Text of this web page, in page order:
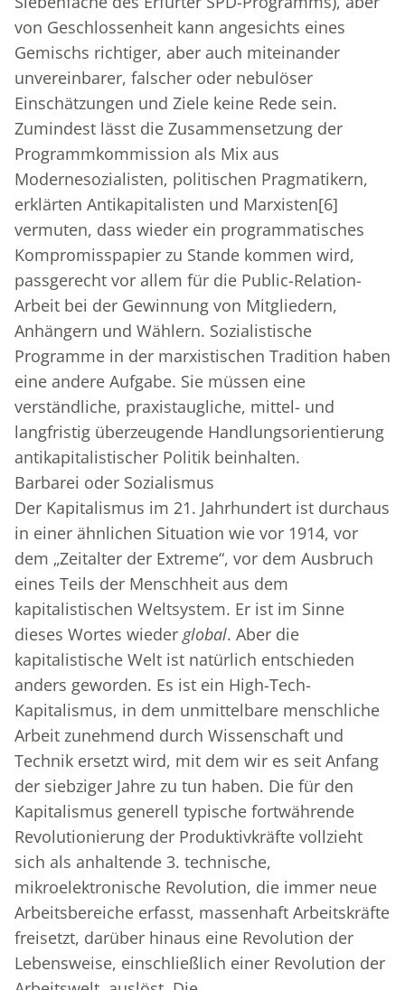
von Geschlossenheit kann angesichts eines
Gemischs richtiger, aber auch miteinander
unvereinbarer, falscher oder nebulöser
Einschätzungen und Ziele keine Rede sein.
Zumindest lässt die Zusammensetzung der
Programmkommission als Mix aus
Modernesozialisten, politischen Pragmatikern,
erklärten Antikapitalisten und Marxisten[6]
vermuten, dass wieder ein programmatisches
Kompromisspapier zu Stande kommen wird,
passgerecht vor allem für die Public-Relation-
Arbeit bei der Gewinnung von Mitgliedern,
Anhängern und Wählern. Sozialistische
Programme in der marxistischen Tradition haben
eine andere Aufgabe. Sie müssen eine
verständliche, praxistaugliche, mittel- und
langfristig überzeugende Handlungsorientierung
antikapitalistischer Politik beinhalten.
Barbarei oder Sozialismus
Der Kapitalismus im 21. Jahrhundert ist durchaus
in einer ähnlichen Situation wie vor 1914, vor
dem „Zeitalter der Extreme“, vor dem Ausbruch
eines Teils der Menschheit aus dem
kapitalistischen Weltsystem. Er ist im Sinne
dieses Wortes wieder global. Aber die
kapitalistische Welt ist natürlich entschieden
anders geworden. Es ist ein High-Tech-
Kapitalismus, in dem unmittelbare menschliche
Arbeit zunehmend durch Wissenschaft und
Technik ersetzt wird, mit dem wir es seit Anfang
der siebziger Jahre zu tun haben. Die für den
Kapitalismus generell typische fortwährende
Revolutionierung der Produktivkräfte vollzieht
sich als anhaltende 3. technische,
mikroelektronische Revolution, die immer neue
Arbeitsbereiche erfasst, massenhaft Arbeitskräfte
freisetzt, darüber hinaus eine Revolution der
Lebensweise, einschließlich einer Revolution der